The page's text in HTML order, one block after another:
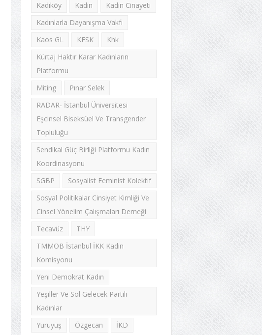
Kadıköy
Kadın
Kadın Cinayeti
Kadınlarla Dayanışma Vakfı
Kaos GL
KESK
Khk
Kürtaj Haktır Karar Kadınların
Platformu
Miting
Pınar Selek
RADAR- İstanbul Üniversitesi
Eşcinsel Biseksüel Ve Transgender
Topluluğu
Sendikal Güç Birliği Platformu Kadın
Koordinasyonu
SGBP
Sosyalist Feminist Kolektif
Sosyal Politikalar Cinsiyet Kimliği Ve
Cinsel Yönelim Çalışmaları Derneği
Tecavüz
THY
TMMOB İstanbul İKK Kadın
Komisyonu
Yeni Demokrat Kadın
Yeşiller Ve Sol Gelecek Partili
Kadınlar
Yürüyüş
Özgecan
İKD